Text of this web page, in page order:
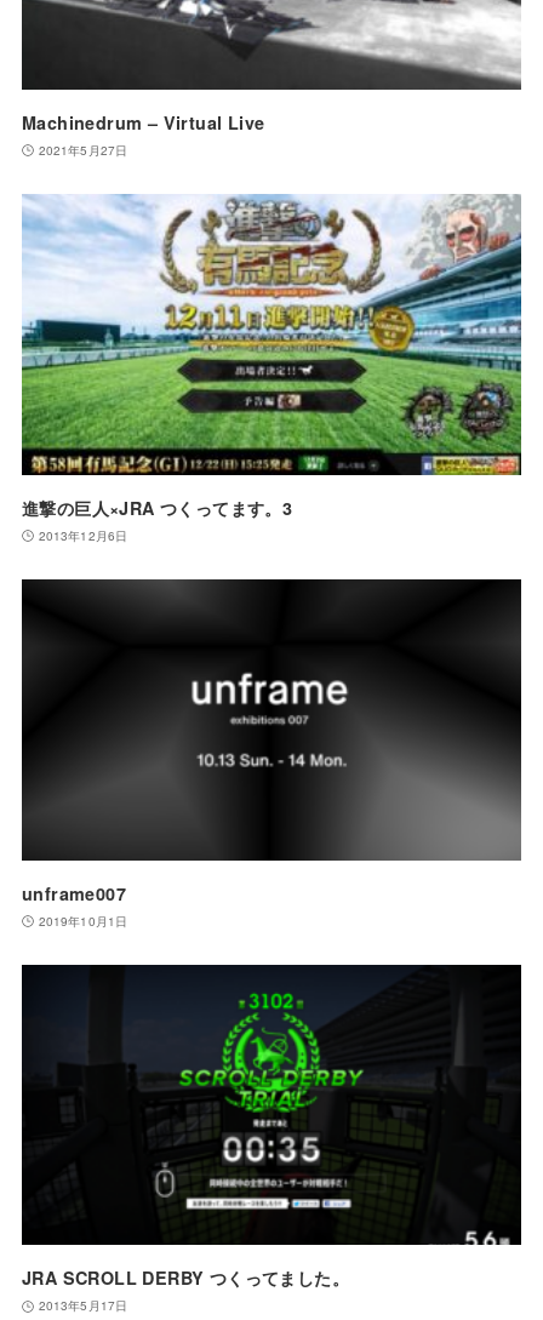
Machinedrum – Virtual Live
2021年5月27日
進撃の巨人×JRA つくってます。3
2013年12月6日
unframe007
2019年10月1日
JRA SCROLL DERBY つくってました。
2013年5月17日